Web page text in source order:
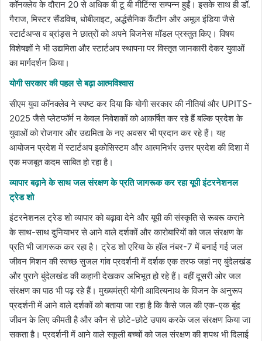
कॉनक्लेव के दौरान 20 से अधिक बी टू बी मीटिंग्स सम्पन्न हुईं। इसके साथ ही डॉ.
गैराज, मिस्टर सैंडविच, धोबीलाइट, अर्द्धसैनिक कैंटीन और अमूल इंडिया जैसे
स्टार्टअप्स व ब्रांड्स ने छात्रों को अपने बिजनेस मॉडल प्रस्तुत किए। विषय
विशेषज्ञों ने भी उद्यमिता और स्टार्टअप स्थापना पर विस्तृत जानकारी देकर युवाओं
का मार्गदर्शन किया।
योगी सरकार की पहल से बढ़ा आत्मविश्वास
सीएम युवा कॉनक्लेव ने स्पष्ट कर दिया कि योगी सरकार की नीतियां और UPITS-
2025 जैसे प्लेटफॉर्म न केवल निवेशकों को आकर्षित कर रहे हैं बल्कि प्रदेश के
युवाओं को रोजगार और उद्यमिता के नए अवसर भी प्रदान कर रहे हैं। यह
आयोजन प्रदेश में स्टार्टअप इकोसिस्टम और आत्मनिर्भर उत्तर प्रदेश की दिशा में
एक मजबूत कदम साबित हो रहा है।
व्यापार बढ़ाने के साथ जल संरक्षण के प्रति जागरूक कर रहा यूपी इंटरनेशनल
ट्रेड शो
इंटरनेशनल ट्रेड शो व्यापार को बढ़ावा देने और यूपी की संस्कृति से रूबरू कराने
के साथ-साथ दुनियाभर से आने वाले दर्शकों और कारोबारियों को जल संरक्षण के
प्रति भी जागरूक कर रहा है। ट्रेड शो एरिया के हॉल नंबर-7 में बनाई गई जल
जीवन मिशन की स्वच्छ सुजल गांव प्रदर्शनी में दर्शक एक तरफ जहां नए बुंदेलखंड
और पुराने बुंदेलखंड की कहानी देखकर अभिभूत हो रहे हैं। वहीं दूसरी ओर जल
संरक्षण का पाठ भी पढ़ रहे हैं। मुख्यमंत्री योगी आदित्यनाथ के विजन के अनुरूप
प्रदर्शनी में आने वाले दर्शकों को बताया जा रहा है कि कैसे जल की एक-एक बूंद
जीवन के लिए कीमती है और कौन से छोटे-छोटे उपाय करके जल संरक्षण किया जा
सकता है। प्रदर्शनी में आने वाले स्कूली बच्चों को जल संरक्षण की शपथ भी दिलाई